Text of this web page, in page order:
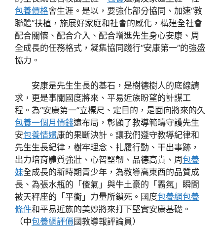
包養價格會生涯。是以，要強化部分協同、加速“教
聯體”扶植，施展好家庭和社會的感化，構建全社會
配合關懷、配合介入、配合增進先生身心安康、周
全成長的任務格式，凝集協同踐行“安康第一”的強盛
協力。
安康是先生生長的基石，是樹德樹人的底線請
求，更是事關國度將來、平易近族盼望的計謀工
程。為“安康第一”立標尺、定目的，是面向將來的久
包養一個月價錢遠布局，彰顯了教導範疇守護先生
安包養情婦康的果斷決計。讓我們遵守教導紀律和
先生生長紀律，樹牢理念、扎履行動、干出事跡，
出力培育體質強壯、心智堅韌、品德高貴、周包養
妹全成長的新時期青少年，為教導高東西的品質成
長、為張水瓶的「傻氣」與牛土豪的「霸氣」瞬間
被天秤座的「平衡」力量所鎖死。國度包養網包養
條件和平易近族的美妙將來打下堅實安康基礎。
（中包養網評價國教導報評論員）